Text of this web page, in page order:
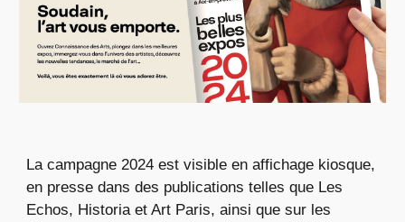
La campagne 2024 est visible en affichage kiosque,
en presse dans des publications telles que Les
Echos, Historia et Art Paris, ainsi que sur les